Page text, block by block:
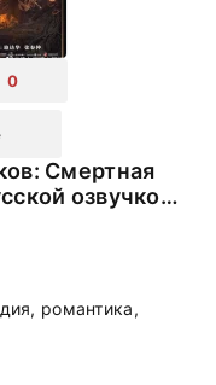
0
Смертная
озвучкой
романтика,